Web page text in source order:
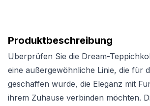
Produktbeschreibung
Überprüfen Sie die Dream-
eine außergewöhnliche Linie, die für
geschaffen wurde, die Eleganz mit
ihrem Zuhause verbinden möchten.